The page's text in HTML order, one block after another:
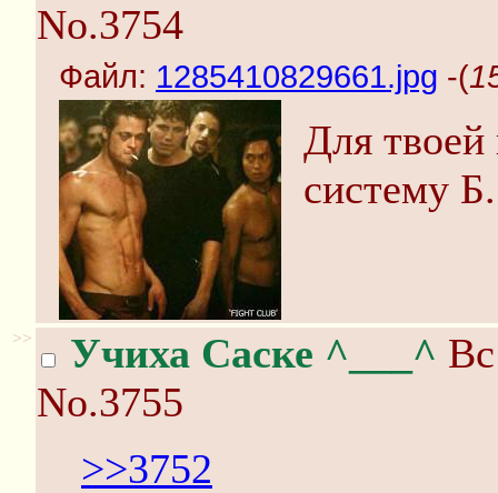
No.3754
Файл: 1285410829661.jpg -(
Для твоей
систему
>> Учиха Саске ^___^
No.3755
>>3752